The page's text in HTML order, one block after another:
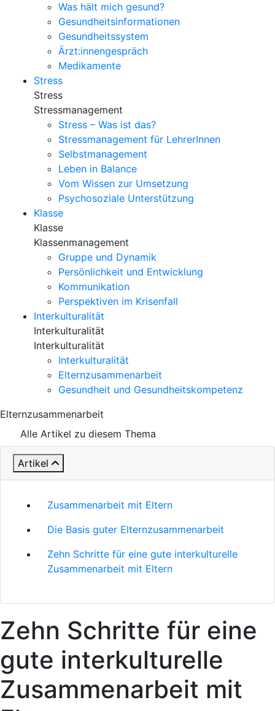
Was hält mich gesund?
Gesundheitsinformationen
Gesundheitssystem
Ärzt:innengespräch
Medikamente
Stress
Stress
Stressmanagement
Stress – Was ist das?
Stressmanagement für LehrerInnen
Selbstmanagement
Leben in Balance
Vom Wissen zur Umsetzung
Psychosoziale Unterstützung
Klasse
Klasse
Klassenmanagement
Gruppe und Dynamik
Persönlichkeit und Entwicklung
Kommunikation
Perspektiven im Krisenfall
Interkulturalität
Interkulturalität
Interkulturalität
Interkulturalität
Elternzusammenarbeit
Gesundheit und Gesundheitskompetenz
Elternzusammenarbeit
Alle Artikel zu diesem Thema
Artikel
Zusammenarbeit mit Eltern
Die Basis guter Elternzusammenarbeit
Zehn Schritte für eine gute interkulturelle
Zusammenarbeit mit Eltern
Zehn Schritte für eine
gute interkulturelle
Zusammenarbeit mit